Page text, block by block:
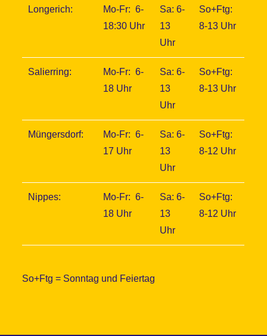
Longerich:
Mo-Fr: 6-
18:30 Uhr
Sa: 6-
13
Uhr
So+Ftg:
8-13 Uhr
Salierring:
Mo-Fr: 6-
18 Uhr
Sa: 6-
13
Uhr
So+Ftg:
8-13 Uhr
Müngersdorf:
Mo-Fr: 6-
17 Uhr
Sa: 6-
13
Uhr
So+Ftg:
8-12 Uhr
Nippes:
Mo-Fr: 6-
18 Uhr
Sa: 6-
13
Uhr
So+Ftg:
8-12 Uhr
So+Ftg = Sonntag und Feiertag